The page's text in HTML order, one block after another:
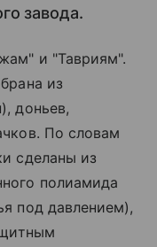
завода.
и "Тавриям".
из
доньев,
По словам
сделаны из
полиамида
под давлением),